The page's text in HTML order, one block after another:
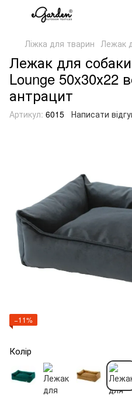
Ліжка для тварин Лежак
Лежак для
Lounge 50x30х22
антрацит
Артикул: 6015 Написати
−11%
Колір